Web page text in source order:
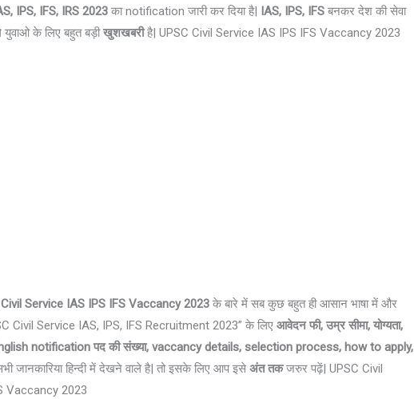
IPS, IFS, IRS 2023 का notification जारी कर दिया है| IAS, IPS, IFS बनकर देश की सेवा
के लिए बहुत बड़ीखुशखबरीहै| UPSC Civil Service IAS IPS IFS Vaccancy 2023
Civil Service IAS IPS IFS Vaccancy 2023 के बारे में सब कुछ बहुत ही आसान भाषा में और
Civil Service IAS, IPS, IFS Recruitment 2023” के लिएआवेदन फी, उम्र सीमा, योग्यता,
notification पद की संख्या, vaccancy details, selection process, how to apply,
जानकारिया हिन्दी में देखने वाले है| तो इसके लिए आप इसेअंत तकजरुर पढ़ें| UPSC Civil
Vaccancy 2023